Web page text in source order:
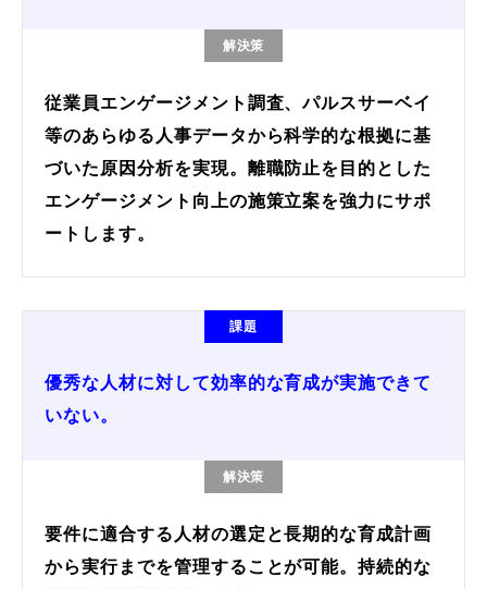
解決策
従業員エンゲージメント調査、パルスサーベイ
等のあらゆる人事データから科学的な根拠に基
づいた原因分析を実現。離職防止を目的とした
エンゲージメント向上の施策立案を強力にサポ
ートします。
課題
優秀な人材に対して効率的な育成が実施できて
いない。
解決策
要件に適合する人材の選定と長期的な育成計画
から実行までを管理することが可能。持続的な